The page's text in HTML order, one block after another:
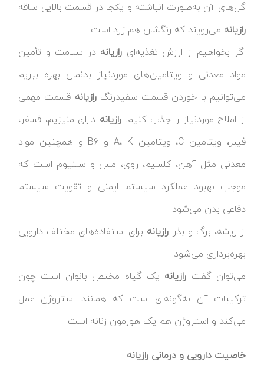
گل‌های آن به‌صورت انباشته و یکجا در قسمت بالایی ساقه
رازیانه می‌رویند که رنگشان هم زرد است.
اگر بخواهیم از ارزش تغذیه‌ای رازیانه در سلامت و تأمین
مواد معدنی و ویتامین‌های موردنیاز بدنمان بهره ببریم
می‌توانیم با خوردن قسمت سفیدرنگرازیانه قسمت مهمی
از املاح موردنیاز را جذب کنیم. رازیانه دارای منیزیم، فسفر،
فیبر، ویتامین C، ویتامین A، K و B6 و همچنین مواد
معدنی مثل آهن، کلسیم، روی، مس و سلنیوم است که
موجب بهبود عملکرد سیستم ایمنی و تقویت سیستم
دفاعی بدن می‌شود.
از ریشه، برگ و بذر رازیانه برای استفاده‌های مختلف دارویی
بهره‌برداری می‌شود.
می‌توان گفت رازیانه یک گیاه مختص بانوان است چون
ترکیبات آن به‌گونه‌ای است که همانند استروژن عمل
می‌کند و استروژن هم یک هورمون زنانه است.
خاصیت دارویی و درمانی رازیانه